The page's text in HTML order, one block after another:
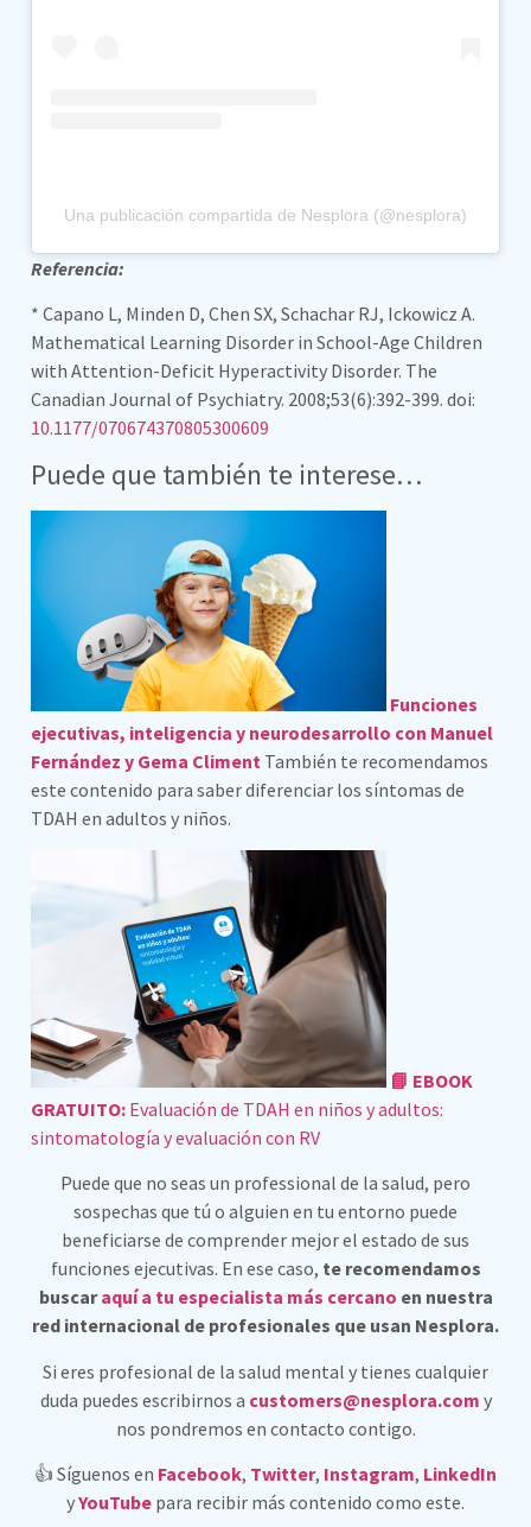
Una publicación compartida de Nesplora (@nesplora)
Referencia:
* Capano L, Minden D, Chen SX, Schachar RJ, Ickowicz A.
Mathematical Learning Disorder in School-Age Children
with Attention-Deficit Hyperactivity Disorder. The
Canadian Journal of Psychiatry. 2008;53(6):392-399. doi:
10.1177/070674370805300609
Puede que también te interese…
Funciones
ejecutivas, inteligencia y neurodesarrollo con Manuel
Fernández y Gema Climent También te recomendamos
este contenido para saber diferenciar los síntomas de
TDAH en adultos y niños.
📘 EBOOK
GRATUITO: Evaluación de TDAH en niños y adultos:
sintomatología y evaluación con RV
Puede que no seas un professional de la salud, pero
sospechas que tú o alguien en tu entorno puede
beneficiarse de comprender mejor el estado de sus
funciones ejecutivas. En ese caso, te recomendamos
buscaraquí a tu especialista más cercano en nuestra
red internacional de profesionales que usan Nesplora.
Si eres profesional de la salud mental y tienes cualquier
duda puedes escribirnos a customers@nesplora.com y
nos pondremos en contacto contigo.
👍 Síguenos en Facebook, Twitter, Instagram, LinkedIn
yYouTube para recibir más contenido como este.